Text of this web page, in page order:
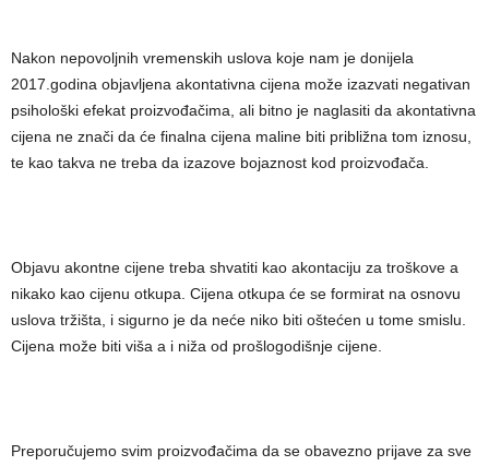
Nakon nepovoljnih vremenskih uslova koje nam je donijela
2017.godina objavljena akontativna cijena može izazvati negativan
psihološki efekat proizvođačima, ali bitno je naglasiti da akontativna
cijena ne znači da će finalna cijena maline biti približna tom iznosu,
te kao takva ne treba da izazove bojaznost kod proizvođača.
Objavu akontne cijene treba shvatiti kao akontaciju za troškove a
nikako kao cijenu otkupa. Cijena otkupa će se formirat na osnovu
uslova tržišta, i sigurno je da neće niko biti oštećen u tome smislu.
Cijena može biti viša a i niža od prošlogodišnje cijene.
Preporučujemo svim proizvođačima da se obavezno prijave za sve